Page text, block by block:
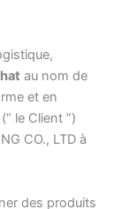
au nom de
et en
le Client ”)
CO., LTD à
des produits